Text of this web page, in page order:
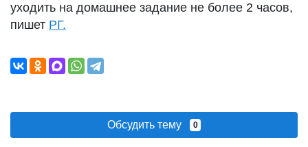
уходить на домашнее задание не более 2 часов,
пишет РГ.
Обсудить тему 0